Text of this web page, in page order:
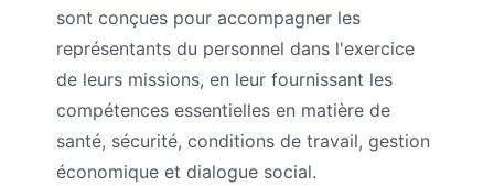
sont conçues pour accompagner les
représentants du personnel dans l'exercice
de leurs missions, en leur fournissant les
compétences essentielles en matière de
santé, sécurité, conditions de travail, gestion
économique et dialogue social.